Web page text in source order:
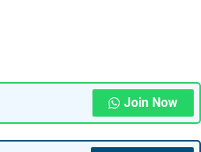
Join Now